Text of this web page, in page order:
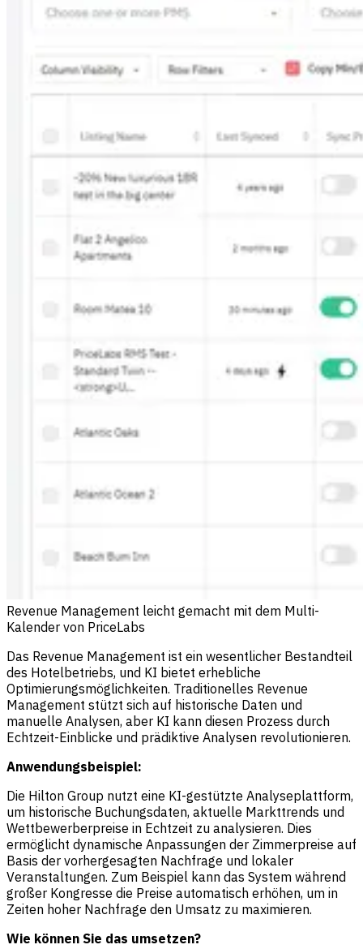
Revenue Management leicht gemacht mit dem Multi-
Kalender von PriceLabs
Das Revenue Management ist ein wesentlicher Bestandteil
des Hotelbetriebs, und KI bietet erhebliche
Optimierungsmöglichkeiten. Traditionelles Revenue
Management stützt sich auf historische Daten und
manuelle Analysen, aber KI kann diesen Prozess durch
Echtzeit-Einblicke und prädiktive Analysen revolutionieren.
Anwendungsbeispiel:
Die Hilton Group nutzt eine KI-gestützte Analyseplattform,
um historische Buchungsdaten, aktuelle Markttrends und
Wettbewerberpreise in Echtzeit zu analysieren. Dies
ermöglicht dynamische Anpassungen der Zimmerpreise auf
Basis der vorhergesagten Nachfrage und lokaler
Veranstaltungen. Zum Beispiel kann das System während
großer Kongresse die Preise automatisch erhöhen, um in
Zeiten hoher Nachfrage den Umsatz zu maximieren.
Wie können Sie das umsetzen?